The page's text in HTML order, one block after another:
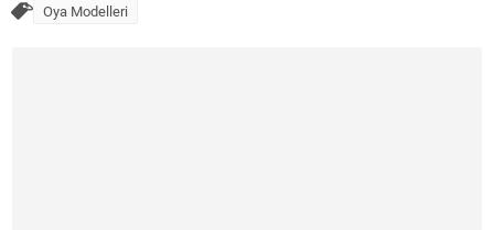
Oya Modelleri